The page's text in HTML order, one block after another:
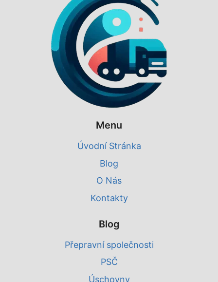
Menu
Úvodní Stránka
Blog
O Nás
Kontakty
Blog
Přepravní společnosti
PSČ
Úschovny